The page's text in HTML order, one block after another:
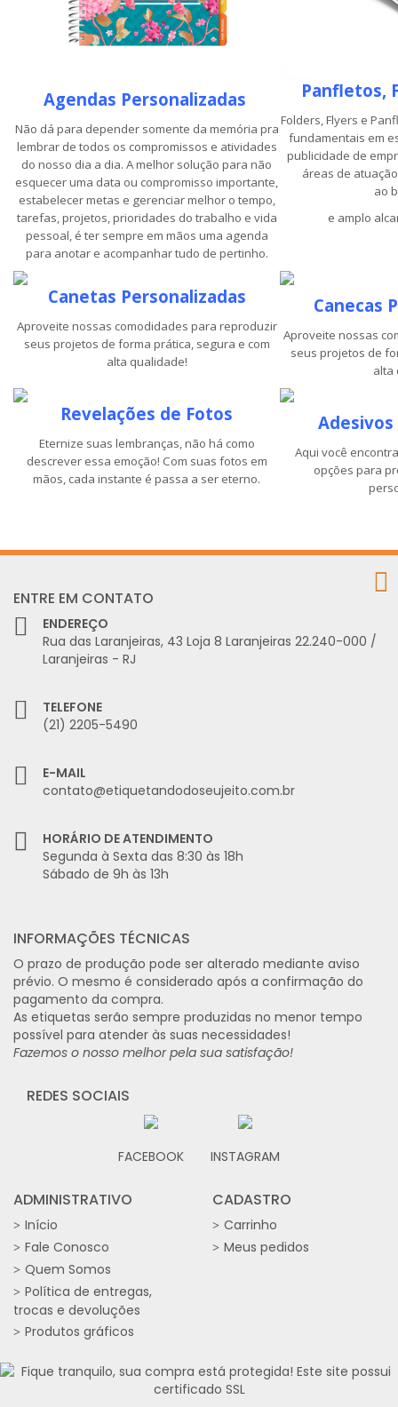
Agendas Personalizadas
Não dá para depender somente da memória pra
lembrar de todos os compromissos e atividades
do nosso dia a dia. A melhor solução para não
esquecer uma data ou compromisso importante,
estabelecer metas e gerenciar melhor o tempo,
tarefas, projetos, prioridades do trabalho e vida
pessoal, é ter sempre em mãos uma agenda
para anotar e acompanhar tudo de pertinho.
Panfletos,
Folders, Flyers e
fundamentais em
publicidade de
áreas de
ao
e amplo
Canetas Personalizadas
Aproveite nossas comodidades para reproduzir
seus projetos de forma prática, segura e com
alta qualidade!
Canecas
Aproveite nossas
seus projetos de
alta
Revelações de Fotos
Eternize suas lembranças, não há como
descrever essa emoção! Com suas fotos em
mãos, cada instante é passa a ser eterno.
Aqui você
opções para
ENTRE EM CONTATO
ENDEREÇO
Rua das Laranjeiras, 43 Loja 8 Laranjeiras 22.240-000 /
Laranjeiras - RJ
TELEFONE
(21) 2205-5490
E-MAIL
contato@etiquetandodoseujeito.com.br
HORÁRIO DE ATENDIMENTO
Segunda à Sexta das 8:30 às 18h
Sábado de 9h às 13h
INFORMAÇÕES TÉCNICAS
O prazo de produção pode ser alterado mediante aviso
prévio. O mesmo é considerado após a confirmação do
pagamento da compra.
As etiquetas serão sempre produzidas no menor tempo
possível para atender às suas necessidades!
Fazemos o nosso melhor pela sua satisfação!
REDES SOCIAIS
FACEBOOK INSTAGRAM
ADMINISTRATIVO
Início
Fale Conosco
Quem Somos
Política de entregas,
trocas e devoluções
Produtos gráficos
CADASTRO
Carrinho
Meus pedidos